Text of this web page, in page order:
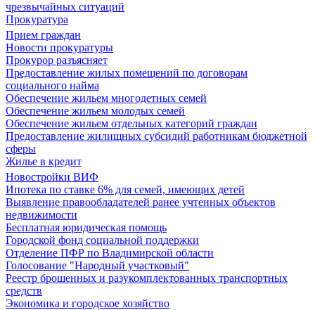
чрезвычайных ситуаций
Прокуратура
Прием граждан
Новости прокуратуры
Прокурор разъясняет
Предоставление жилых помещений по договорам
социального найма
Обеспечение жильем многодетных семей
Обеспечение жильем молодых семей
Обеспечение жильем отдельных категорий граждан
Предоставление жилищных субсидий работникам бюджетной
сферы
Жилье в кредит
Новостройки ВИФ
Ипотека по ставке 6% для семей, имеющих детей
Выявление правообладателей ранее учтенных объектов
недвижимости
Бесплатная юридическая помощь
Городской фонд социальной поддержки
Отделение ПФР по Владимирской области
Голосование "Народный участковый"
Реестр брошенных и разукомплектованных транспортных
средств
Экономика и городское хозяйство